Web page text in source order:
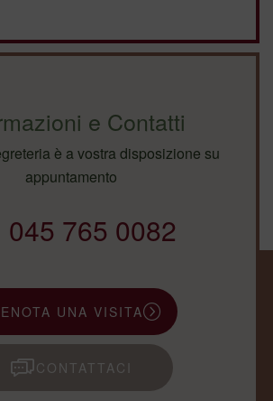
e Contatti
è a vostra disposizione su
appuntamento
045 765 0082
UNA VISITA
CONTATTACI